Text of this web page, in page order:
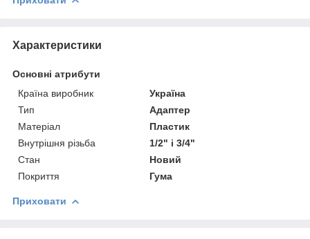
Характеристики
Основні атрибути
Країна виробник
Україна
Тип
Адаптер
Матеріал
Пластик
Внутрішня різьба
1/2" і 3/4"
Стан
Новий
Покриття
Гума
Приховати